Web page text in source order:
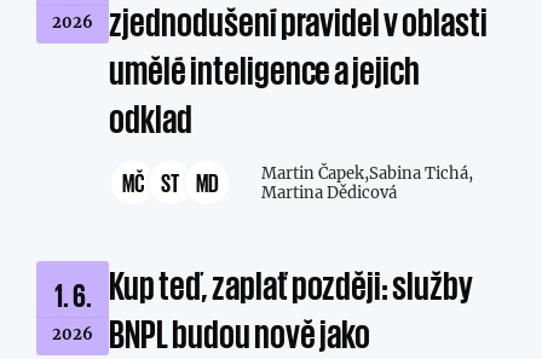
2026
zjednodušení pravidel v oblasti
umělé inteligence a jejich
odklad
MČ ST MD Martin Čapek,Sabina Tichá,
Martina Dědicová
1. 6.
2026
Kup teď, zaplať později: služby
BNPL budou nově jako